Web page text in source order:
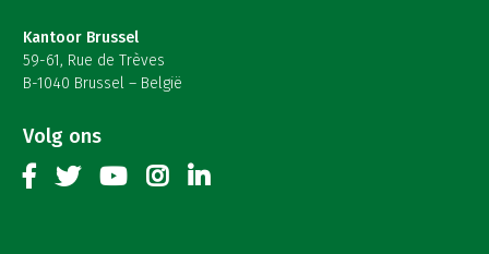
Kantoor Brussel
59-61, Rue de Trèves
B-1040 Brussel – België
Volg ons